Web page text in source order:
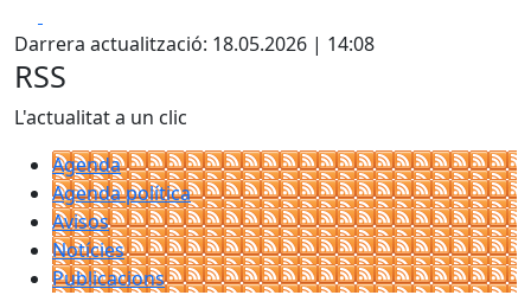
Darrera actualització: 18.05.2026 | 14:08
RSS
L'actualitat a un clic
Agenda
Agenda política
Avisos
Notícies
Publicacions